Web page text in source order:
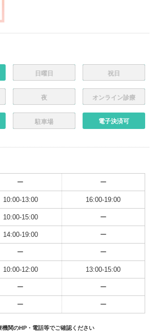
日曜日 祝日
夜 オンライン診療
駐車場 電子決済可
ー ー
10:00-13:00 16:00-19:00
10:00-15:00 ー
14:00-19:00 ー
ー ー
10:00-12:00 13:00-15:00
ー ー
ー ー
関のHP・電話等でご確認ください